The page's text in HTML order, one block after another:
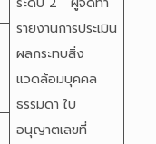
รายงานการประเมิน
ผลกระทบสิ่ง
แวดล้อมบุคคล
ธรรมดา ใบ
อนุญาตเลขที่